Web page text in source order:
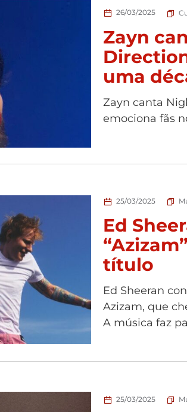
26/03/2025
Zayn
uma
Zayn canta
emociona fãs
25/03/2025
Ed
título
Ed Sheeran
Azizam, que
A música faz
25/03/2025